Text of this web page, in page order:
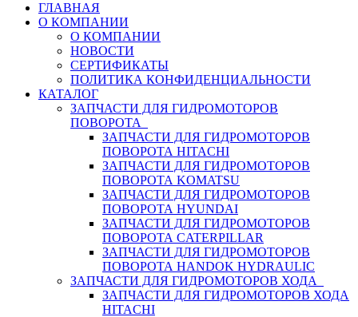
ГЛАВНАЯ
О КОМПАНИИ
О КОМПАНИИ
НОВОСТИ
СЕРТИФИКАТЫ
ПОЛИТИКА КОНФИДЕНЦИАЛЬНОСТИ
КАТАЛОГ
ЗАПЧАСТИ ДЛЯ ГИДРОМОТОРОВ
ПОВОРОТА
ЗАПЧАСТИ ДЛЯ ГИДРОМОТОРОВ
ПОВОРОТА HITACHI
ЗАПЧАСТИ ДЛЯ ГИДРОМОТОРОВ
ПОВОРОТА KOMATSU
ЗАПЧАСТИ ДЛЯ ГИДРОМОТОРОВ
ПОВОРОТА HYUNDAI
ЗАПЧАСТИ ДЛЯ ГИДРОМОТОРОВ
ПОВОРОТА CATERPILLAR
ЗАПЧАСТИ ДЛЯ ГИДРОМОТОРОВ
ПОВОРОТА HANDOK HYDRAULIC
ЗАПЧАСТИ ДЛЯ ГИДРОМОТОРОВ ХОДА
ЗАПЧАСТИ ДЛЯ ГИДРОМОТОРОВ ХОДА
HITACHI